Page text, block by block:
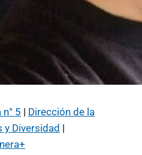
5 | Dirección de la
y Diversidad |